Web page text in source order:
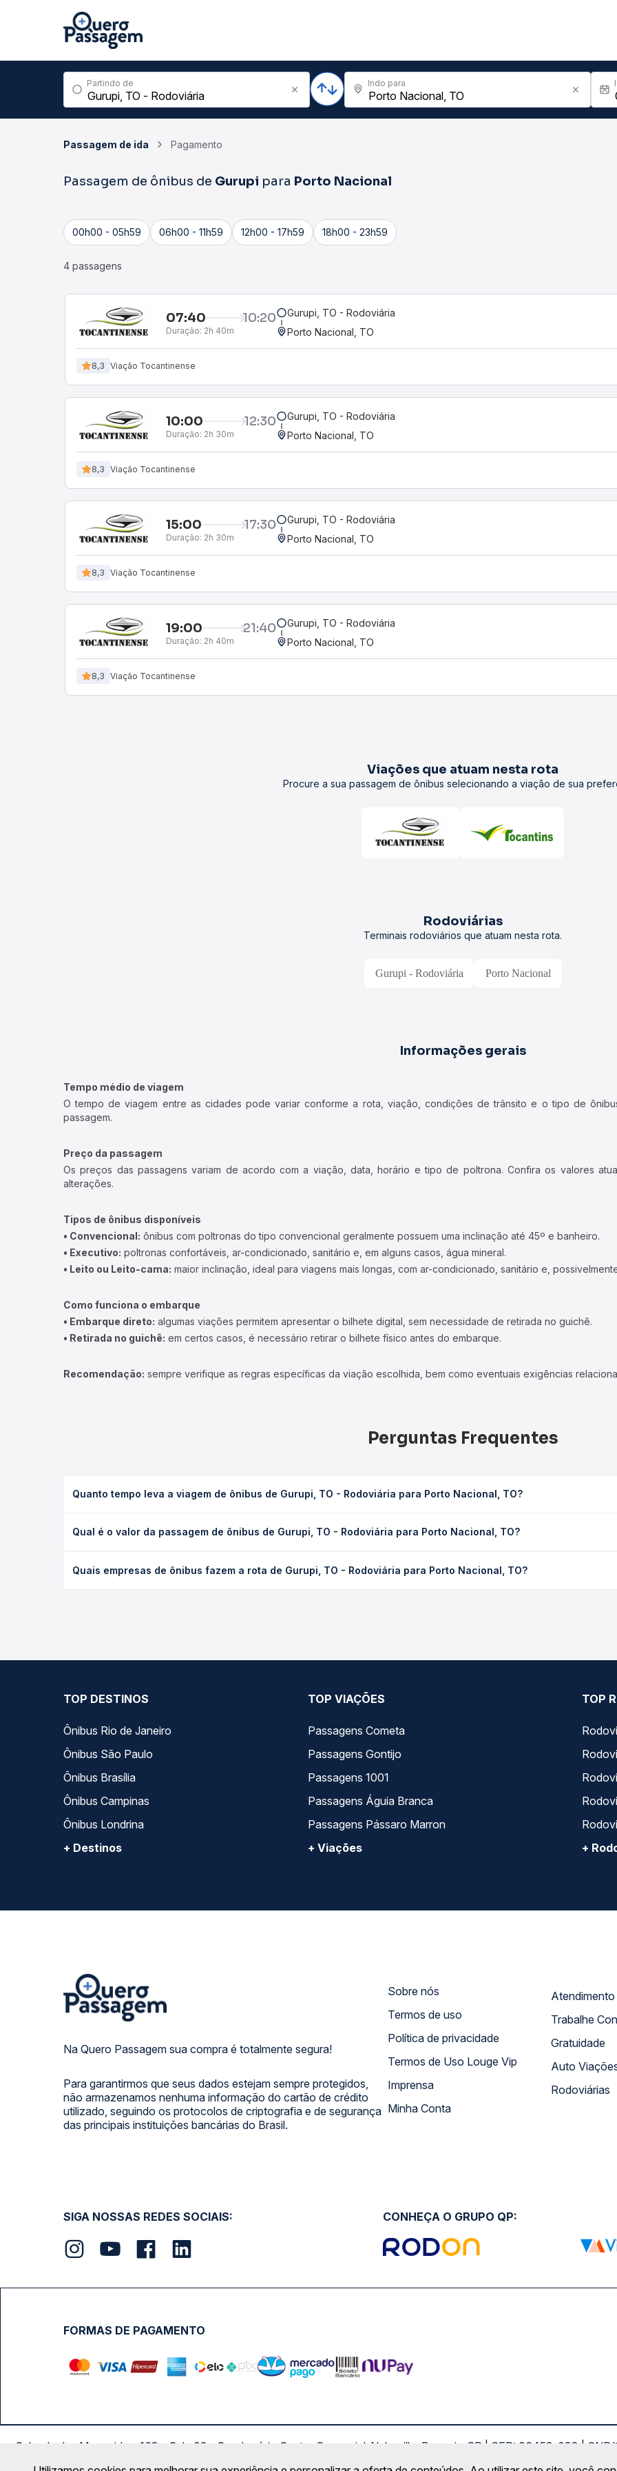
Partindo de Indo para
Passagem de ida Pagamento
Passagem de ônibus de Gurupi para Porto Nacional
00h00 - 05h59 06h00 - 11h59 12h00 - 17h59 18h00 - 23h59
4 passagens
07:40 10:20
Duração: 2h 40m
Gurupi, TO - Rodoviária
Porto Nacional, TO
8,3 Viação Tocantinense
10:00 12:30
Duração: 2h 30m
Gurupi, TO - Rodoviária
Porto Nacional, TO
8,3 Viação Tocantinense
15:00 17:30
Duração: 2h 30m
Gurupi, TO - Rodoviária
Porto Nacional, TO
8,3 Viação Tocantinense
19:00 21:40
Duração: 2h 40m
Gurupi, TO - Rodoviária
Porto Nacional, TO
8,3 Viação Tocantinense
Viações que atuam nesta rota
Procure a sua passagem de ônibus selecionando a viação de sua
Rodoviárias
Terminais rodoviários que atuam nesta rota.
Gurupi - Rodoviária Porto Nacional
Informações gerais
Tempo médio de viagem
O tempo de viagem entre as cidades pode variar conforme a rota, viação, condições de trânsito e o tipo de
passagem.
Preço da passagem
Os preços das passagens variam de acordo com a viação, data, horário e tipo de poltrona. Confira os valores
alterações.
Tipos de ônibus disponíveis
• Convencional: ônibus com poltronas do tipo convencional geralmente possuem uma inclinação até 45º e banheiro.
• Executivo: poltronas confortáveis, ar-condicionado, sanitário e, em alguns casos, água mineral.
• Leito ou Leito-cama: maior inclinação, ideal para viagens mais longas, com ar-condicionado, sanitário e,
Como funciona o embarque
• Embarque direto: algumas viações permitem apresentar o bilhete digital, sem necessidade de retirada no guichê.
• Retirada no guichê: em certos casos, é necessário retirar o bilhete físico antes do embarque.
Recomendação: sempre verifique as regras específicas da viação escolhida, bem como eventuais exigências
Perguntas Frequentes
Quanto tempo leva a viagem de ônibus de Gurupi, TO - Rodoviária para Porto Nacional, TO?
executivo ou leito) e as condições de tráfego. Na Quero Passagem você consulta os horários disponíveis e vê a
Qual é o valor da passagem de ônibus de Gurupi, TO - Rodoviária para Porto Nacional, TO?
poltrona e a antecedência da compra. Na Quero Passagem você compara os preços de todas as viações em tempo
Quais empresas de ônibus fazem a rota de Gurupi, TO - Rodoviária para Porto Nacional, TO?
TOP DESTINOS
Ônibus Rio de Janeiro
Ônibus São Paulo
Ônibus Brasília
Ônibus Campinas
Ônibus Londrina
+ Destinos
TOP VIAÇÕES
Passagens Cometa
Passagens Gontijo
Passagens 1001
Passagens Águia Branca
Passagens Pássaro Marron
+ Viações
TOP
+
Na Quero Passagem sua compra é totalmente segura!
Para garantirmos que seus dados estejam sempre protegidos,
não armazenamos nenhuma informação do cartão de crédito
utilizado, seguindo os protocolos de criptografia e de segurança
das principais instituições bancárias do Brasil.
Sobre nós
Termos de uso
Política de privacidade
Termos de Uso Louge Vip
Imprensa
Minha Conta
Trabalhe
Gratuidade
Auto
Rodoviárias
SIGA NOSSAS REDES SOCIAIS: CONHEÇA O GRUPO QP:
FORMAS DE PAGAMENTO
Calçada das Margaridas, 163 - Sala 02 - Condomínio Centro Comercial Alphaville, Barueri - SP | CEP: 06453-038 |
Copyright 2026 © QueroPassagem.com.br